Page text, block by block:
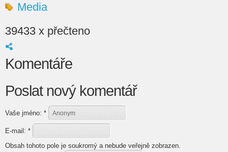
Media
39433 x přečteno
Komentáře
Poslat nový komentář
Vaše jméno: *
E-mail: *
Obsah tohoto pole je soukromý a nebude veřejně zobrazen.